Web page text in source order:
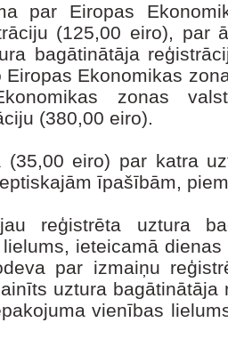
par Eiropas
(125,00 eiro), par
bagātinātāja
Eiropas Ekonomikas
zonas
(380,00 eiro).
(35,00 eiro) par katra
īpašībām,
reģistrēta uztura
ieteicamā
par izmaiņu
uztura
vienības